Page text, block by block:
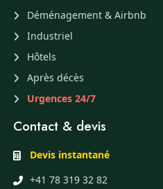
Déménagement & Airbnb
Industriel
Hôtels
Après décès
Urgences 24/7
Contact & devis
Devis instantané
+41 78 319 32 82